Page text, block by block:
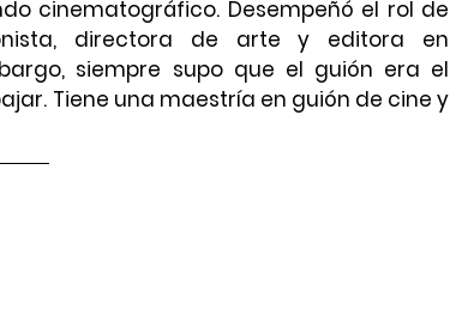
cinematográfico. Desempeñó el rol de
directora de arte y editora en
siempre supo que el guión era el
Tiene una maestría en guión de cine y